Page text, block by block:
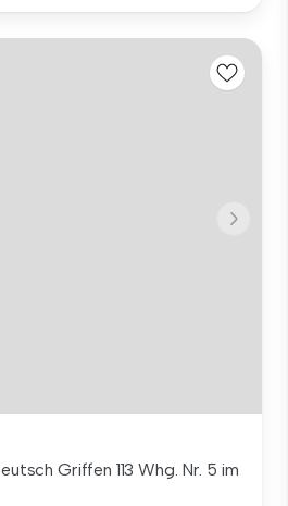
Griffen 113 Whg. Nr. 5 im